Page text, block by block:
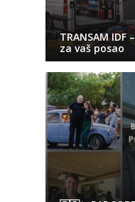
TRANSAM
za vaš posao